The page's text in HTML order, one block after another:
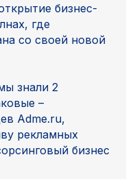
бизнес-
где
со своей новой
знали 2
–
Adme.ru,
рекламных
бизнес